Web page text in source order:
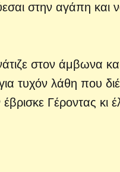
στην αγάπη και
στον άμβωνα
τυχόν λάθη που
Γέροντας κι